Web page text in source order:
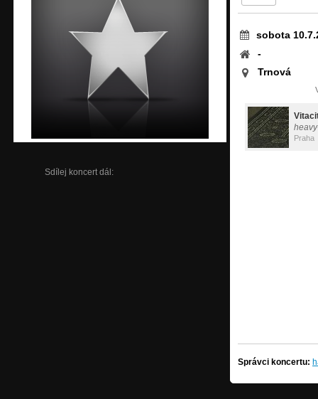
Sdílej koncert dál:
sobota
-
Trnová
Praha
Správci koncertu: